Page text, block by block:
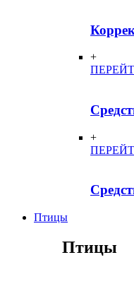
+
+
Птицы
Птицы